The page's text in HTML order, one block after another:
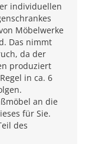
individuellen
Möbelwerke
Das nimmt
da der
produziert
in ca. 6
an die
für Sie.
des